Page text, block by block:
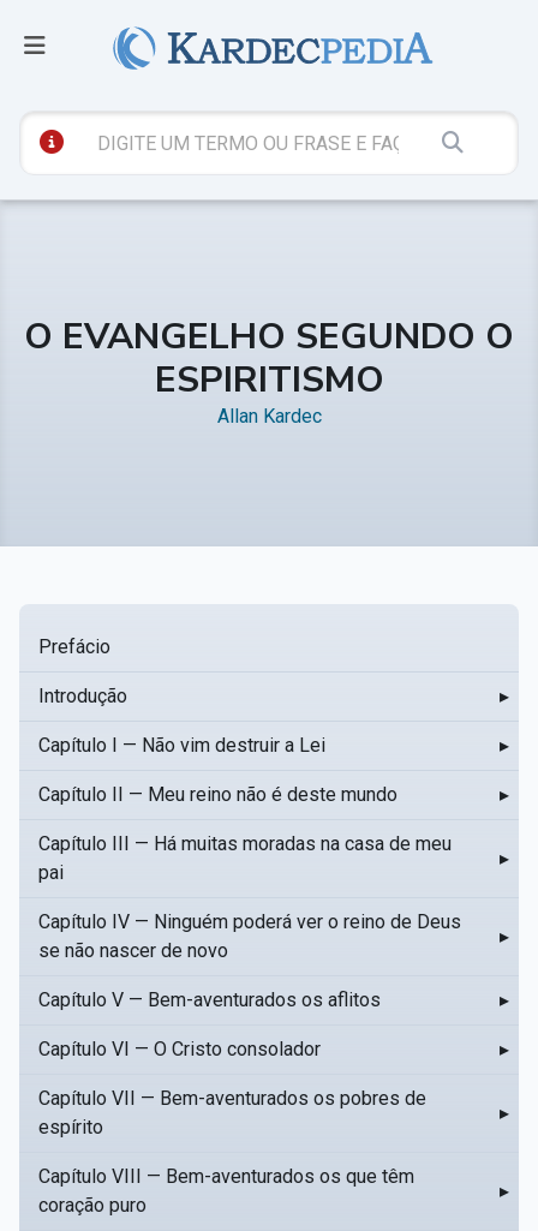
O EVANGELHO SEGUNDO O
ESPIRITISMO
Allan Kardec
Prefácio
Introdução ▸
Capítulo I — Não vim destruir a Lei ▸
Capítulo II — Meu reino não é deste mundo ▸
Capítulo III — Há muitas moradas na casa de meu
pai
▸
Capítulo IV — Ninguém poderá ver o reino de Deus
se não nascer de novo
▸
Capítulo V — Bem-aventurados os aflitos ▸
Capítulo VI — O Cristo consolador ▸
Capítulo VII — Bem-aventurados os pobres de
espírito
▸
Capítulo VIII — Bem-aventurados os que têm
coração puro
▸